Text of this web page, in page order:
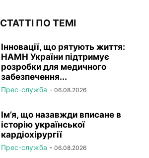
СТАТТІ ПО ТЕМІ
Інновації, що рятують життя:
НАМН України підтримує
розробки для медичного
забезпечення...
Прес-служба - 06.08.2026
Ім’я, що назавжди вписане в
історію української
кардіохірургії
Прес-служба - 06.08.2026